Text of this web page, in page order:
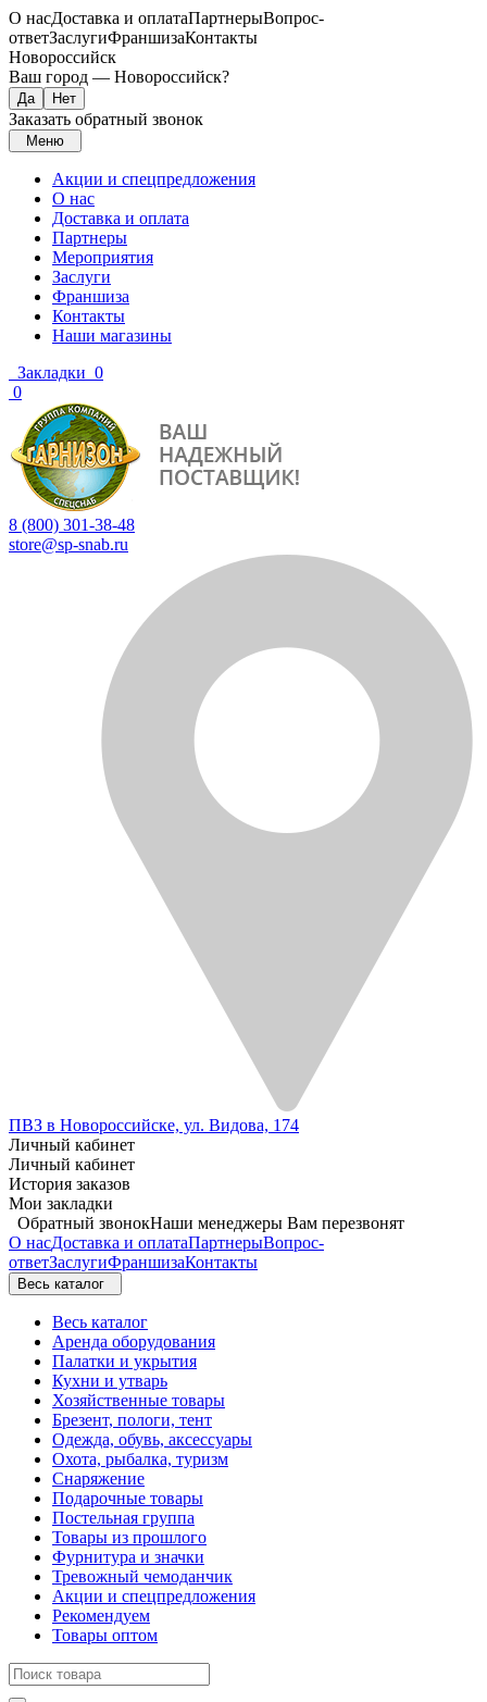
О насДоставка и оплатаПартнерыВопрос-
ответЗаслугиФраншизаКонтакты
Новороссийск
Ваш город — Новороссийск?
Заказать обратный звонок
Меню
Акции и спецпредложения
О нас
Доставка и оплата
Партнеры
Мероприятия
Заслуги
Франшиза
Контакты
Наши магазины
Закладки 0
0
8 (800) 301-38-48
store@sp-snab.ru
ПВЗ в Новороссийске, ул. Видова, 174
Личный кабинет
Личный кабинет
История заказов
Мои закладки
Обратный звонокНаши менеджеры Вам перезвонят
О насДоставка и оплатаПартнерыВопрос-
ответЗаслугиФраншизаКонтакты
Весь каталог
Весь каталог
Аренда оборудования
Палатки и укрытия
Кухни и утварь
Хозяйственные товары
Брезент, пологи, тент
Одежда, обувь, аксессуары
Охота, рыбалка, туризм
Снаряжение
Подарочные товары
Постельная группа
Товары из прошлого
Фурнитура и значки
Тревожный чемоданчик
Акции и спецпредложения
Рекомендуем
Товары оптом